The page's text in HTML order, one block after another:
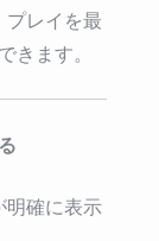
プレイを最
きます。
明確に表示